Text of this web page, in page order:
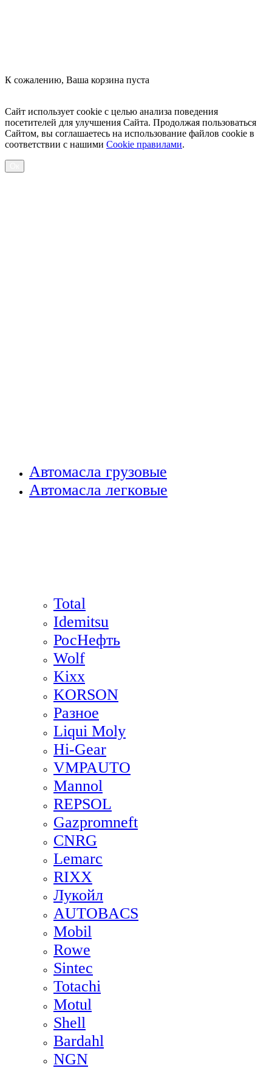
К сожалению, Ваша корзина пуста
Сайт использует cookie с целью анализа поведения
посетителей для улучшения Сайта. Продолжая пользоваться
Сайтом, вы соглашаетесь на использование файлов cookie в
соответствии с нашими Cookiе правилами.
Автомасла грузовые
Автомасла легковые
Total
Idemitsu
РосНефть
Wolf
Kixx
KORSON
Разное
Liqui Moly
Hi-Gear
VMPAUTO
Mannol
REPSOL
Gazpromneft
CNRG
Lemarc
RIXX
Лукойл
AUTOBACS
Mobil
Rowe
Sintec
Totachi
Motul
Shell
Bardahl
NGN